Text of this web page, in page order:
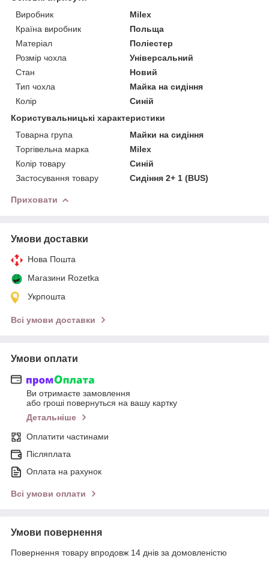
Виробник
Milex
Країна виробник
Польща
Матеріал
Поліестер
Розмір чохла
Універсальний
Стан
Новий
Тип чохла
Майка на сидіння
Колір
Синій
Користувальницькі характеристики
Товарна група
Майки на сидіння
Торгівельна марка
Milex
Колір товару
Синій
Застосування товару
Сидіння 2+ 1 (BUS)
Приховати
Умови доставки
Нова Пошта
Магазини Rozetka
Укрпошта
Всі умови доставки
Умови оплати
Ви отримаєте замовлення
або гроші повернуться на вашу картку
Детальніше
Оплатити частинами
Післяплата
Оплата на рахунок
Всі умови оплати
Умови повернення
Повернення товару впродовж 14 днів за домовленістю